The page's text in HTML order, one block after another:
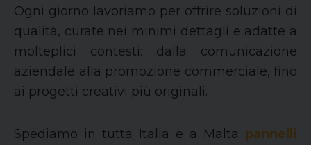
Ogni giorno lavoriamo per offrire soluzioni di
qualità, curate nei minimi dettagli e adatte a
molteplici contesti: dalla comunicazione
aziendale alla promozione commerciale, fino
ai progetti creativi più originali.
Spediamo in tutta Italia e a Malta pannelli